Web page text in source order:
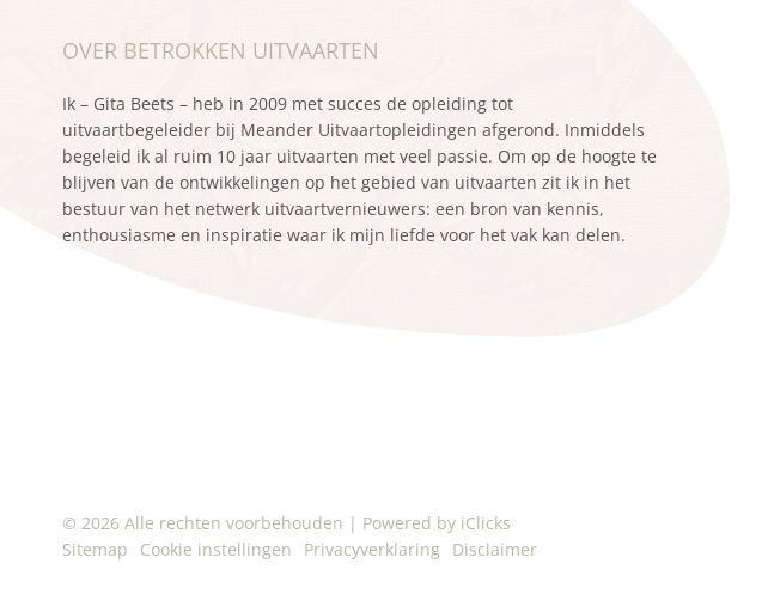
OVER BETROKKEN UITVAARTEN
Ik – Gita Beets – heb in 2009 met succes de opleiding tot
uitvaartbegeleider bij Meander Uitvaartopleidingen afgerond. Inmiddels
begeleid ik al ruim 10 jaar uitvaarten met veel passie. Om op de hoogte te
blijven van de ontwikkelingen op het gebied van uitvaarten zit ik in het
bestuur van het netwerk uitvaartvernieuwers: een bron van kennis,
enthousiasme en inspiratie waar ik mijn liefde voor het vak kan delen.
© 2026 Alle rechten voorbehouden | Powered by iClicks
Sitemap
Cookie instellingen Privacyverklaring Disclaimer